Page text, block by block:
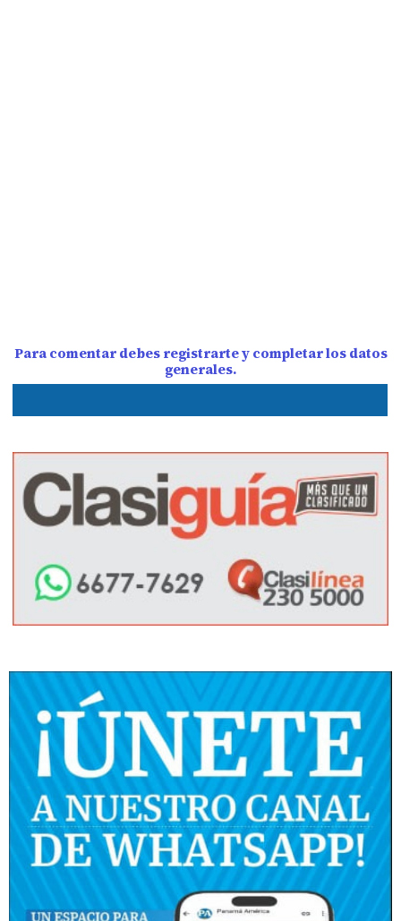
Para comentar debes registrarte y completar los datos
generales.